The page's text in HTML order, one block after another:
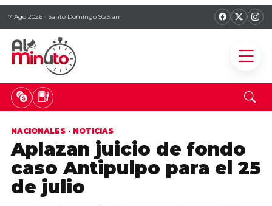
7 Ago 2026 · Santo Domingo 9:23 am
NACIONALES · NOTICIAS
Aplazan juicio de fondo
caso Antipulpo para el 25
de julio